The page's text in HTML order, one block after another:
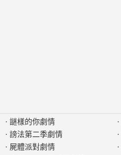
· 謎樣的你劇情
· 謗法第二季劇情
· 屍體派對劇情
·
·
·